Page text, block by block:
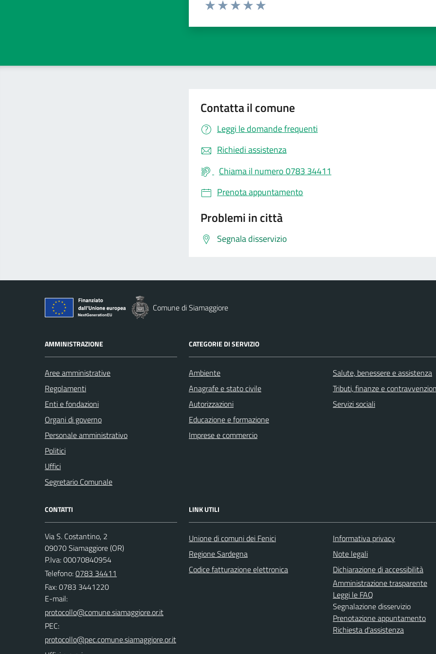
Contatta il comune
Leggi le domande frequenti
Richiedi assistenza
Chiama il numero 0783 34411
Prenota appuntamento
Problemi in città
Segnala disservizio
Comune di Siamaggiore
AMMINISTRAZIONE
Aree amministrative
Regolamenti
Enti e fondazioni
Organi di governo
Personale amministrativo
Politici
Uffici
Segretario Comunale
CATEGORIE DI SERVIZIO
Ambiente
Anagrafe e stato civile
Autorizzazioni
Educazione e formazione
Imprese e commercio
Salute, benessere e assistenza
Tributi, finanze e
Servizi sociali
CONTATTI
Via S. Costantino, 2
09070 Siamaggiore (OR)
P.Iva: 00070840954
Telefono:0783 34411
Fax: 0783 3441220
E-mail:
PEC:
LINK UTILI
Unione di comuni dei Fenici
Regione Sardegna
Codice fatturazione elettronica
Informativa privacy
Note legali
Dichiarazione di accessibilità
Amministrazione trasparente
Leggi le FAQ
Segnalazione disservizio
Prenotazione appuntamento
Richiesta d'assistenza